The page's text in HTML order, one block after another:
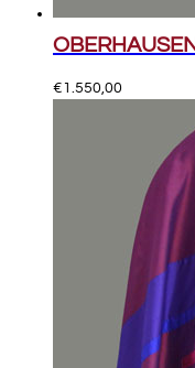
OBERHAUSEN
€1.550,00